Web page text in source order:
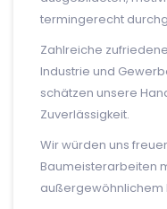
termingerecht
Zahlreiche
Industrie und
schätzen unsere
Zuverlässigkeit.
Wir würden uns
Baumeisterarbeiten
außergewöhnlichem